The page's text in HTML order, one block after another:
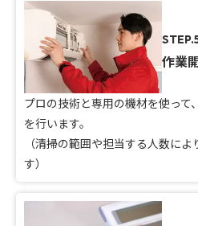
作業
プロの技術と専用の機材を使って
を行います。
（清掃の範囲や担当する人数に
す）